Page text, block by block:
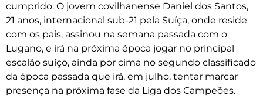
cumprido. O jovem covilhanense Daniel dos Santos,
21 anos, internacional sub-21 pela Suíça, onde reside
com os pais, assinou na semana passada com o
Lugano, e irá na próxima época jogar no principal
escalão suíço, ainda por cima no segundo classificado
da época passada que irá, em julho, tentar marcar
presença na próxima fase da Liga dos Campeões.